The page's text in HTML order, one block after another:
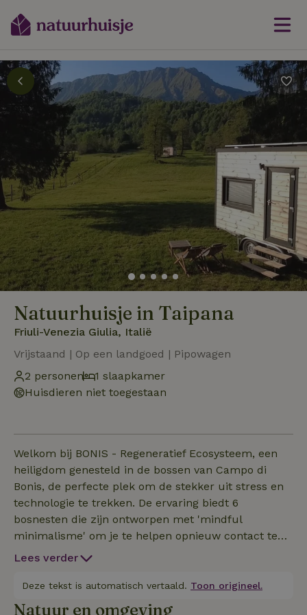
Natuurhuisje in Taipana
Friuli-Venezia Giulia, Italië
Vrijstaand | Op een landgoed | Pipowagen
2 personen
1 slaapkamer
Huisdieren niet toegestaan
Welkom bij BONIS - Regeneratief Ecosysteem, een
heiligdom genesteld in de bossen van Campo di
Bonis, de perfecte plek om de stekker uit stress en
technologie te trekken. De ervaring biedt 6
bosnesten die zijn ontworpen met 'mindful
minimalisme' om je te helpen opnieuw contact te
maken met de natuur. Elke houten micro-
met een zeer comfortabel bed tegenover een groot
panoramisch raam, zodat je onder de sterren kunt
Lees verder
Deze tekst is automatisch vertaald. Toon origineel.
Natuur en omgeving